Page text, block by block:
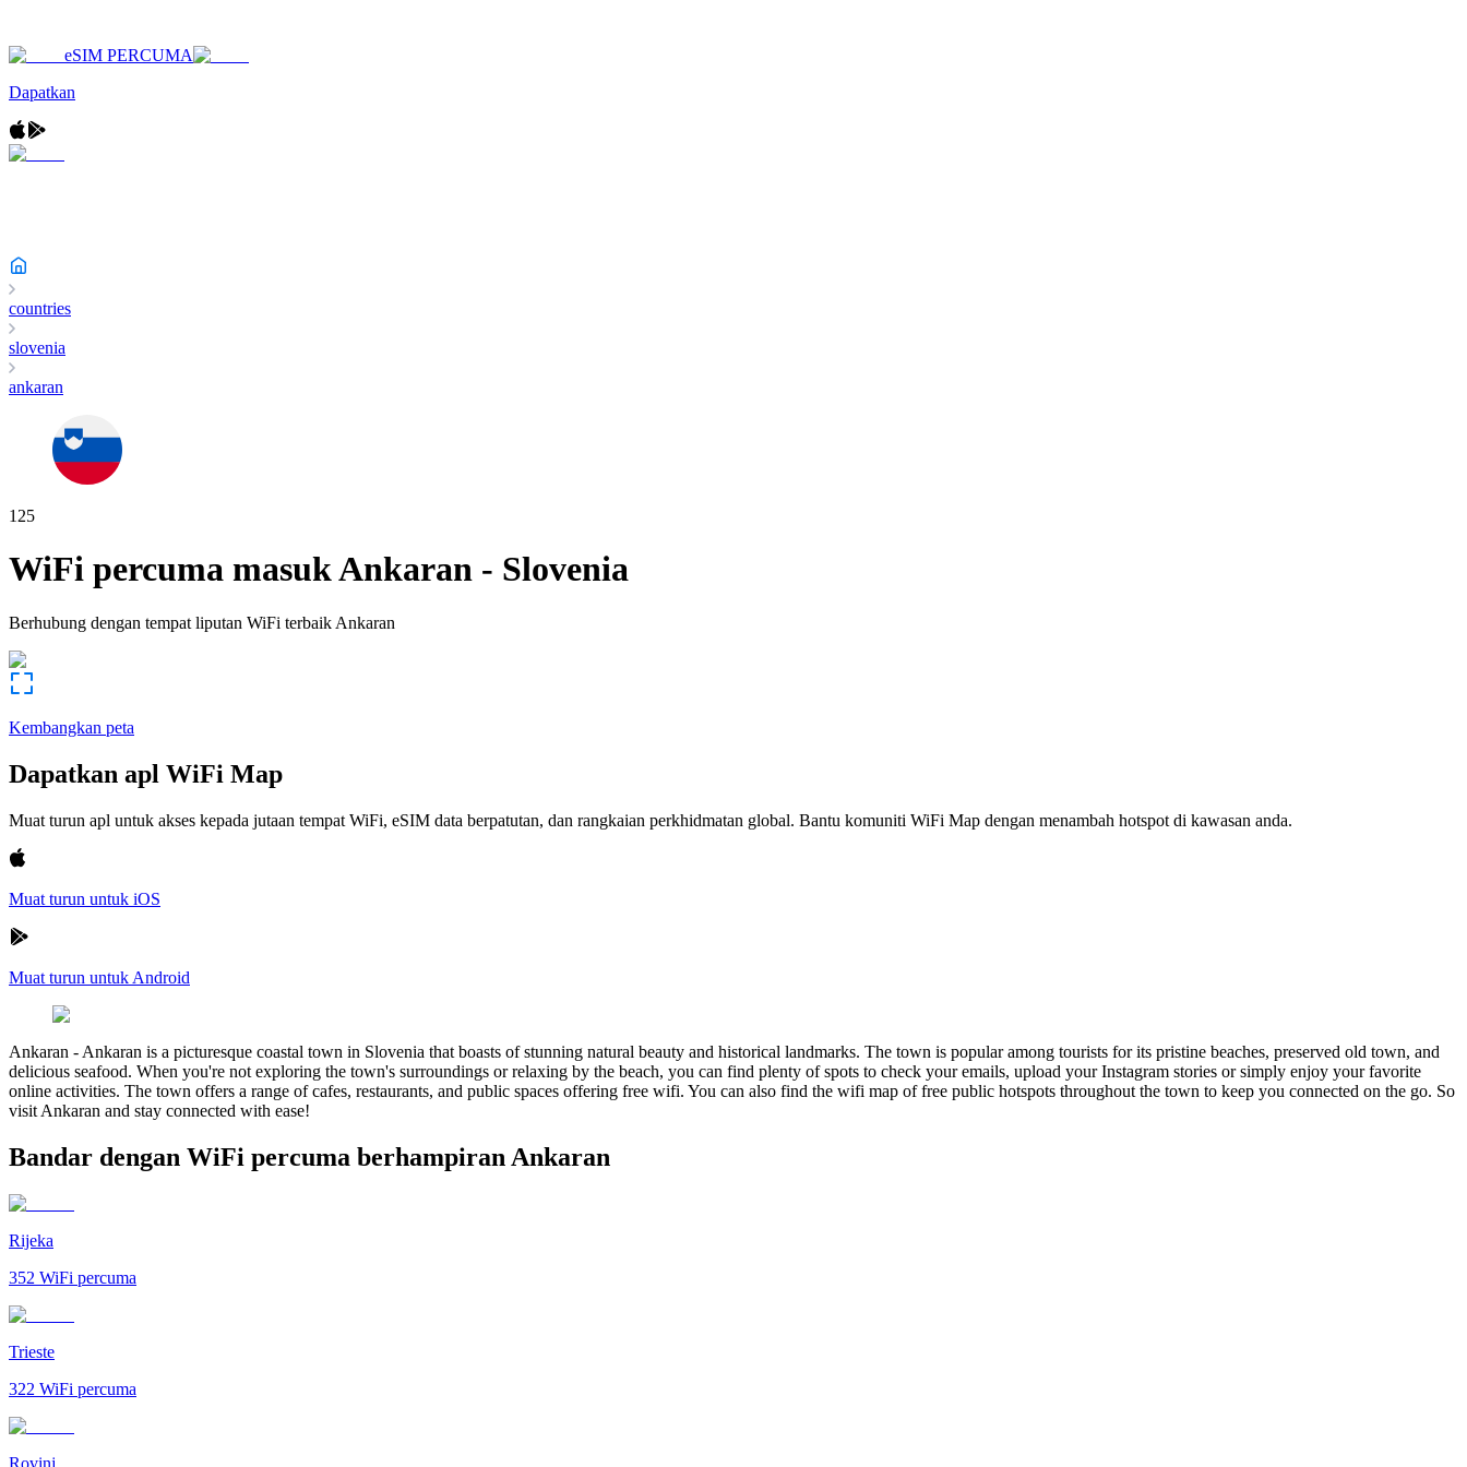
eSIM PERCUMA
Dapatkan
countries
slovenia
ankaran
125
WiFi percuma masukAnkaran - Slovenia
Berhubung dengan tempat liputan WiFi terbaik Ankaran
Kembangkan peta
Dapatkan apl WiFi Map
Muat turun apl untuk akses kepada jutaan tempat WiFi, eSIM data berpatutan, dan rangkaian perkhidmatan global. Bantu komuniti WiFi Map dengan menambah hotspot di kawasan anda.
Muat turun untuk iOS
Muat turun untuk Android
Ankaran - Ankaran is a picturesque coastal town in Slovenia that boasts of stunning natural beauty and historical landmarks. The town is popular among tourists for its pristine beaches, preserved old town, and
delicious seafood. When you're not exploring the town's surroundings or relaxing by the beach, you can find plenty of spots to check your emails, upload your Instagram stories or simply enjoy your favorite
online activities. The town offers a range of cafes, restaurants, and public spaces offering free wifi. You can also find the wifi map of free public hotspots throughout the town to keep you connected on the go. So
visit Ankaran and stay connected with ease!
Bandar dengan WiFi percuma berhampiran Ankaran
Rijeka
352 WiFi percuma
Trieste
322 WiFi percuma
Rovinj